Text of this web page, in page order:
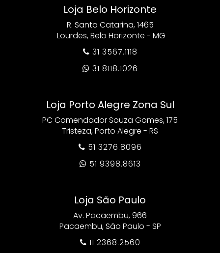
Loja Belo Horizonte
R. Santa Catarina, 1465
Lourdes, Belo Horizonte - MG
 31 3567.1118
 31 8118.1026
Loja Porto Alegre Zona Sul
PC Comendador Souza Gomes, 175
Tristeza, Porto Alegre - RS
 51 3276.8096
 51 9398.8613
Loja São Paulo
Av. Pacaembu, 966
Pacaembu, São Paulo - SP
 11 2368.2560